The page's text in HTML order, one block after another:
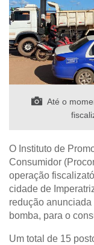
Até o
O Instituto de
Consumidor
operação
cidade de
redução
bomba, para o
Um total de 15